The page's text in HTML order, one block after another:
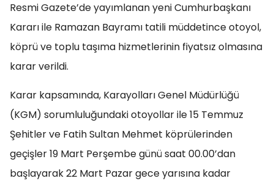
Resmi Gazete’de yayımlanan yeni Cumhurbaşkanı
Kararı ile Ramazan Bayramı tatili müddetince otoyol,
köprü ve toplu taşıma hizmetlerinin fiyatsız olmasına
karar verildi.
Karar kapsamında, Karayolları Genel Müdürlüğü
(KGM) sorumluluğundaki otoyollar ile 15 Temmuz
Şehitler ve Fatih Sultan Mehmet köprülerinden
geçişler 19 Mart Perşembe günü saat 00.00’dan
başlayarak 22 Mart Pazar gece yarısına kadar